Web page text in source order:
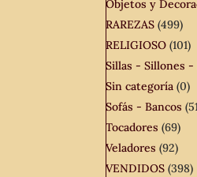
Objetos y
RAREZAS (499)
RELIGIOSO (101)
Sillas - Sillones -
Sin categoría (0)
Sofás - Bancos
Tocadores (69)
Veladores (92)
VENDIDOS (398)